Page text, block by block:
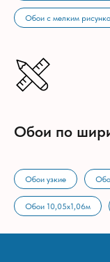
Обои с мелким
Обои по
Обои узкие
Обои 10,05х1,06м